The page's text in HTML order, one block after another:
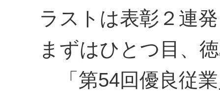
ラストは表彰２連
まずはひとつ目、
「第54回優良従